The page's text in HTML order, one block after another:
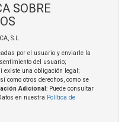
SOBRE
S.L.
por el usuario y enviarle la
del usuario;
existe una obligación legal;
como otros derechos, como se
Adicional : Puede consultar
en nuestra Política de